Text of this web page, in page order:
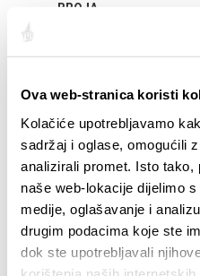
Ova web-stranica koristi
Kolačiće upotrebljavamo
sadržaj i oglase, omogućili
analizirali promet. Isto tako,
naše web-lokacije dijelimo
medije, oglašavanje i
drugim podacima koje ste
dok ste upotrebljavali
BROJA
EVENTS
01/01/25
- 31/12/